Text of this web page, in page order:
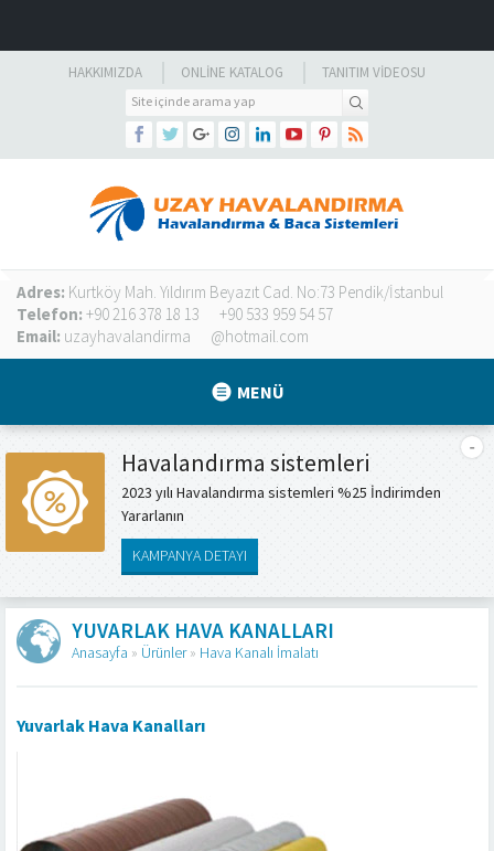
HAKKIMIZDA ONLINE KATALOG TANITIM VIDEOSU
Adres: Kurtköy Mah. Yıldırım Beyazıt Cad. No:73 Pendik/İstanbul
Telefon: +90 216 378 18 13
+90 533 959 54 57
Email: uzayhavalandirma @hotmail.com
MENÜ
Havalandırma sistemleri
2023 yılı Havalandırma sistemleri %25 İndirimden
Yararlanın
KAMPANYA DETAYI
YUVARLAK HAVA KANALLARI
Anasayfa » Ürünler» Hava Kanalı İmalatı
Yuvarlak Hava Kanalları